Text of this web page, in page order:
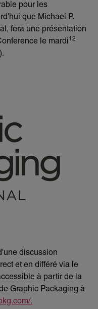
pour les
que Michael P.
fera une présentation
le mardi
12
discussion
et en différé via le
à partir de la
Graphic Packaging à
.